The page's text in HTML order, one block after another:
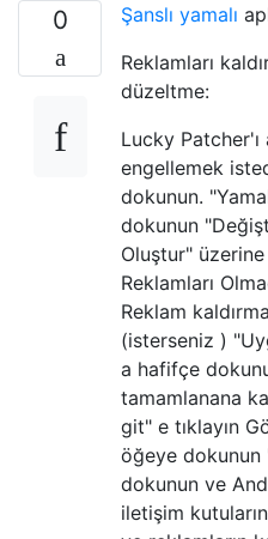
0 Şanslı yamalı
Reklamları
düzeltme:
Lucky Patcher'ı
engellemek
dokunun.
dokunun
Oluştur"
Reklamları
Reklam
(isterseniz )
a hafifçe
tamamlanana
git" e tıklayın
öğeye dokunun
dokunun ve
iletişim